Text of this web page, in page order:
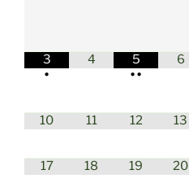
3
•
4
5
••
6
10 11 12 13
17 18 19 20